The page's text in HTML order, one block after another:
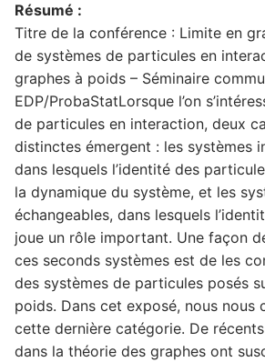
Résumé :
Titre de la conférence : Limite en
de systèmes de particules en
graphes à poids – Séminaire
EDP/ProbaStatLorsque l’on
de particules en interaction, deux
distinctes émergent : les systèmes
dans lesquels l’identité des
la dynamique du système, et les
échangeables, dans lesquels
joue un rôle important. Une façon
ces seconds systèmes est de les
des systèmes de particules posés
poids. Dans cet exposé, nous nous
cette dernière catégorie. De
dans la théorie des graphes ont